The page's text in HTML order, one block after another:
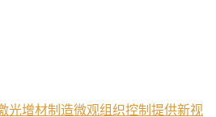
光增材制造微观组织控制提供新视